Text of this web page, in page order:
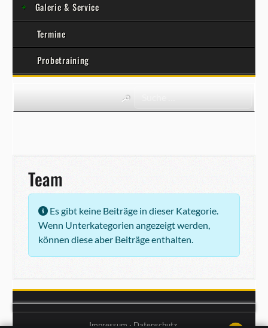
Galerie & Service
Termine
Probetraining
Impressum · Datenschutz
Team
Information
Es gibt keine Beiträge in dieser Kategorie.
Wenn Unterkategorien angezeigt werden,
können diese aber Beiträge enthalten.